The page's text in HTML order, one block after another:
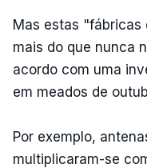
Mas estas "fábricas
mais do que nunca
acordo com uma
em meados de
Por exemplo,
multiplicaram-se